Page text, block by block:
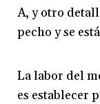
A, y otro
pecho y se
La labor del
es establecer